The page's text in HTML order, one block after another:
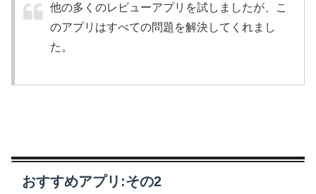
他の多くのレビューアプリを試しましたが、こ
のアプリはすべての問題を解決してくれまし
た。
おすすめアプリ:その2